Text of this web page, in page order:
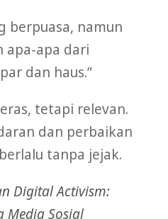
berpuasa, namun
apa-apa dari
dan haus.”
tetapi relevan.
dan perbaikan
tanpa jejak.
Digital Activism:
Media Sosial